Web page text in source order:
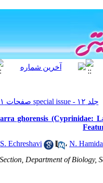
جلد ۱۲ - special issue صفحات ۳۱-۱۷
ghorensis (Cyprinidae:
S. Echreshavi ، N.
Department of Biology,